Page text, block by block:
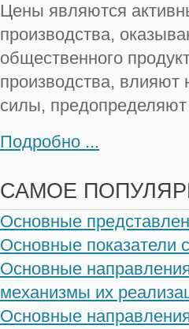
Цены являются
производства,
общественного
производства, влияют
силы,
Подробно ...
САМОЕ
Основные
Основные показатели
Основные
механизмы их
Основные